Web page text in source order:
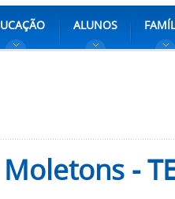
ALUNOS
-